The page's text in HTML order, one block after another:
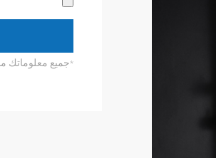
*جميع معلوماتك